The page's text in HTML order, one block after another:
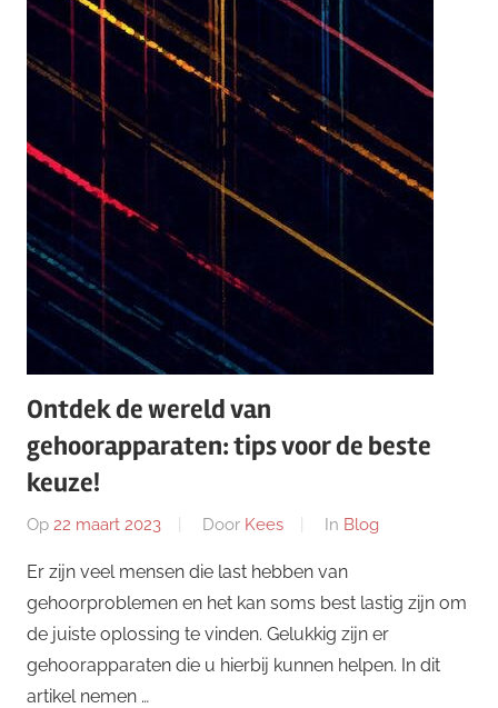
Ontdek de wereld van
gehoorapparaten: tips voor de beste
keuze!
Op 22 maart 2023 Door Kees In Blog
Er zijn veel mensen die last hebben van
gehoorproblemen en het kan soms best lastig zijn om
de juiste oplossing te vinden. Gelukkig zijn er
gehoorapparaten die u hierbij kunnen helpen. In dit
artikel nemen …